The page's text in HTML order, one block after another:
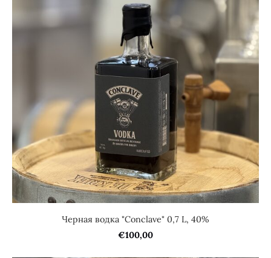
Черная водка "Conclave" 0,7 L, 40%
€100,00